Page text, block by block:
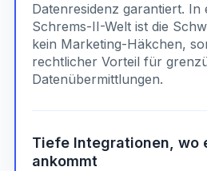
Datenresidenz garantiert. In
Schrems-II-Welt ist die
kein Marketing-Häkchen,
rechtlicher Vorteil für
Datenübermittlungen.
Tiefe Integrationen, wo
ankommt